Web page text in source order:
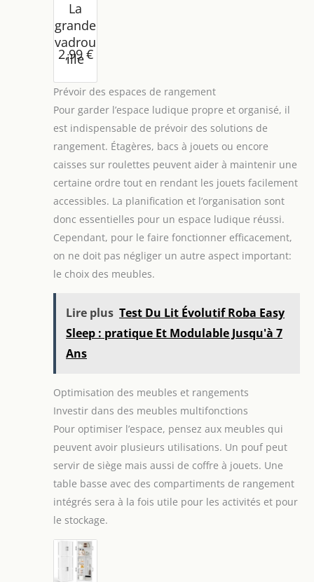
La
grande
vadrou
ille
2,99 €
Prévoir des espaces de rangement
Pour garder l’espace ludique propre et organisé, il
est indispensable de prévoir des solutions de
rangement. Étagères, bacs à jouets ou encore
caisses sur roulettes peuvent aider à maintenir une
certaine ordre tout en rendant les jouets facilement
accessibles. La planification et l’organisation sont
donc essentielles pour un espace ludique réussi.
Cependant, pour le faire fonctionner efficacement,
on ne doit pas négliger un autre aspect important:
le choix des meubles.
Lire plus Test Du Lit Évolutif Roba Easy
Sleep : pratique Et Modulable Jusqu'à 7
Ans
Optimisation des meubles et rangements
Investir dans des meubles multifonctions
Pour optimiser l’espace, pensez aux meubles qui
peuvent avoir plusieurs utilisations. Un pouf peut
servir de siège mais aussi de coffre à jouets. Une
table basse avec des compartiments de rangement
intégrés sera à la fois utile pour les activités et pour
le stockage.